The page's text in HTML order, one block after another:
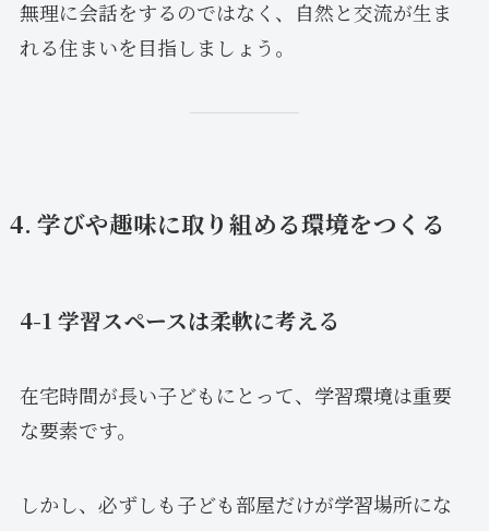
無理に会話をするのではなく、自然と交流が生ま
れる住まいを目指しましょう。
4. 学びや趣味に取り組める環境をつくる
4-1 学習スペースは柔軟に考える
在宅時間が長い子どもにとって、学習環境は重要
な要素です。
しかし、必ずしも子ども部屋だけが学習場所にな